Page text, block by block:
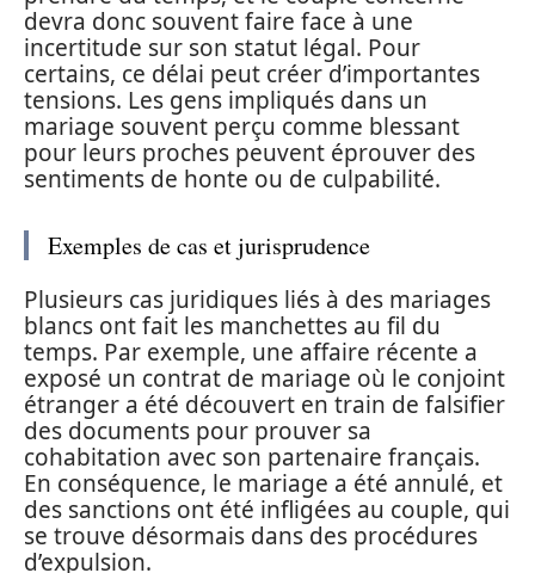
devra donc souvent faire face à une
incertitude sur son statut légal. Pour
certains, ce délai peut créer d’importantes
tensions. Les gens impliqués dans un
mariage souvent perçu comme blessant
pour leurs proches peuvent éprouver des
sentiments de honte ou de culpabilité.
Exemples de cas et jurisprudence
Plusieurs cas juridiques liés à des mariages
blancs ont fait les manchettes au fil du
temps. Par exemple, une affaire récente a
exposé un contrat de mariage où le conjoint
étranger a été découvert en train de falsifier
des documents pour prouver sa
cohabitation avec son partenaire français.
En conséquence, le mariage a été annulé, et
des sanctions ont été infligées au couple, qui
se trouve désormais dans des procédures
d’expulsion.